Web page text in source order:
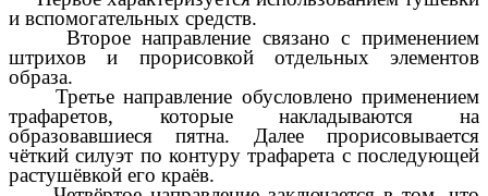
и вспомогательных средств.
Второе направление связано с применением
штрихов и прорисовкой отдельных элементов
образа.
Третье направление обусловлено применением
трафаретов, которые накладываются на
образовавшиеся пятна. Далее прорисовывается
чёткий силуэт по контуру трафарета с последующей
растушёвкой его краёв.